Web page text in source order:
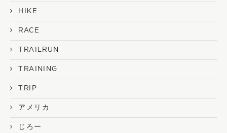
HIKE
RACE
TRAILRUN
TRAINING
TRIP
アメリカ
じろー